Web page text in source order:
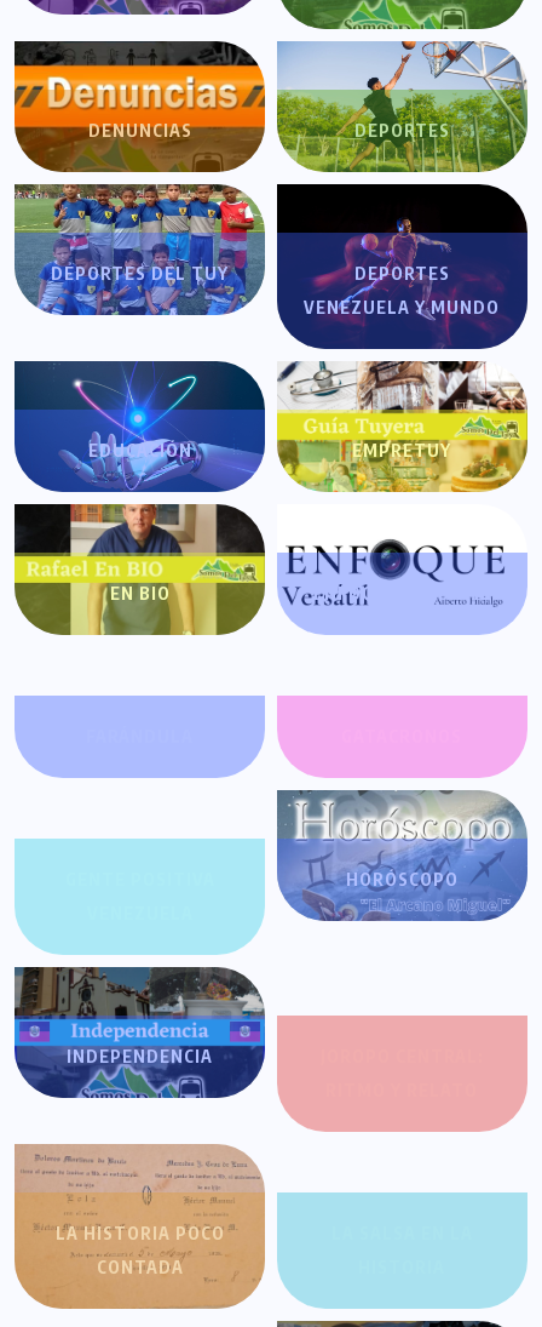
DENUNCIAS DEPORTES
DEPORTES DEL TUY
DEPORTES
VENEZUELA Y MUNDO
EDUCACIÓN EMPRETUY
EN BIO ENFOQUE VERSÁTIL
HORÓSCOPO
INDEPENDENCIA
LA HISTORIA POCO
CONTADA